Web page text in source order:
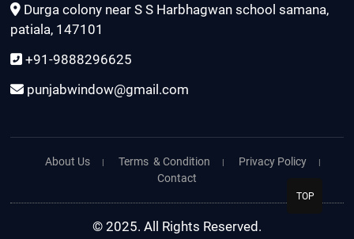
Durga colony near S S Harbhagwan school samana,
patiala, 147101
+91-9888296625
punjabwindow@gmail.com
About Us Terms & Condition
Privacy Policy
Contact
© 2025. All Rights Reserved.
TOP